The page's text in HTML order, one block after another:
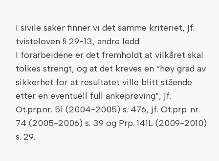
I sivile saker finner vi det samme kriteriet, jf.
tvisteloven § 29-13, andre ledd.
I forarbeidene er det fremholdt at vilkåret skal
tolkes strengt, og at det kreves en “høy grad av
sikkerhet for at resultatet ville blitt stående
etter en eventuell full ankeprøving”, jf.
Ot.prp.nr. 51 (2004-2005) s. 476, jf. Ot.prp. nr.
74 (2005-2006) s. 39 og Prp. 141L (2009-2010)
s. 29.